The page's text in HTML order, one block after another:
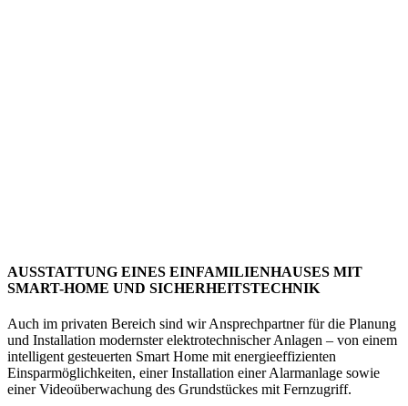
AUSSTATTUNG EINES EINFAMILIENHAUSES MIT
SMART-HOME UND SICHERHEITSTECHNIK
Auch im privaten Bereich sind wir Ansprechpartner für die Planung
und Installation modernster elektrotechnischer Anlagen – von einem
intelligent gesteuerten Smart Home mit energieeffizienten
Einsparmöglichkeiten, einer Installation einer Alarmanlage sowie
einer Videoüberwachung des Grundstückes mit Fernzugriff.